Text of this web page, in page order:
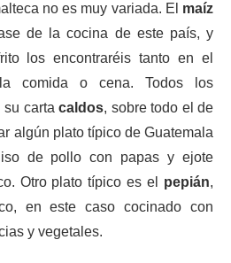
no es muy variada. El maíz
de la cocina de este país, y
los encontraréis tanto en el
comida o cena. Todos los
su cartacaldos, sobre todo el de
algún plato típico de Guatemala
de pollo con papas y ejote
Otro plato típico es el pepián,
en este caso cocinado con
y vegetales.